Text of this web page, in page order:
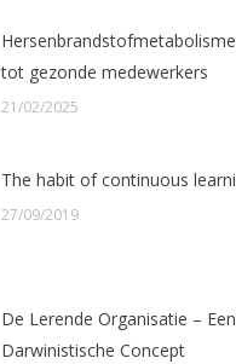
tot gezonde medewerkers
21/02/2025
The habit of continuous
27/09/2019
De Lerende Organisatie – Een
Darwinistische Concept